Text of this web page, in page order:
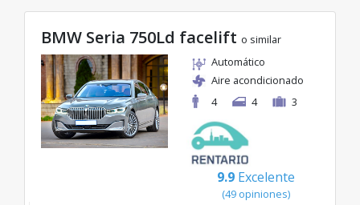
BMW Seria 750Ld facelift o similar
Automático
Aire acondicionado
4
4 3
9.9 Excelente
(49 opiniones)